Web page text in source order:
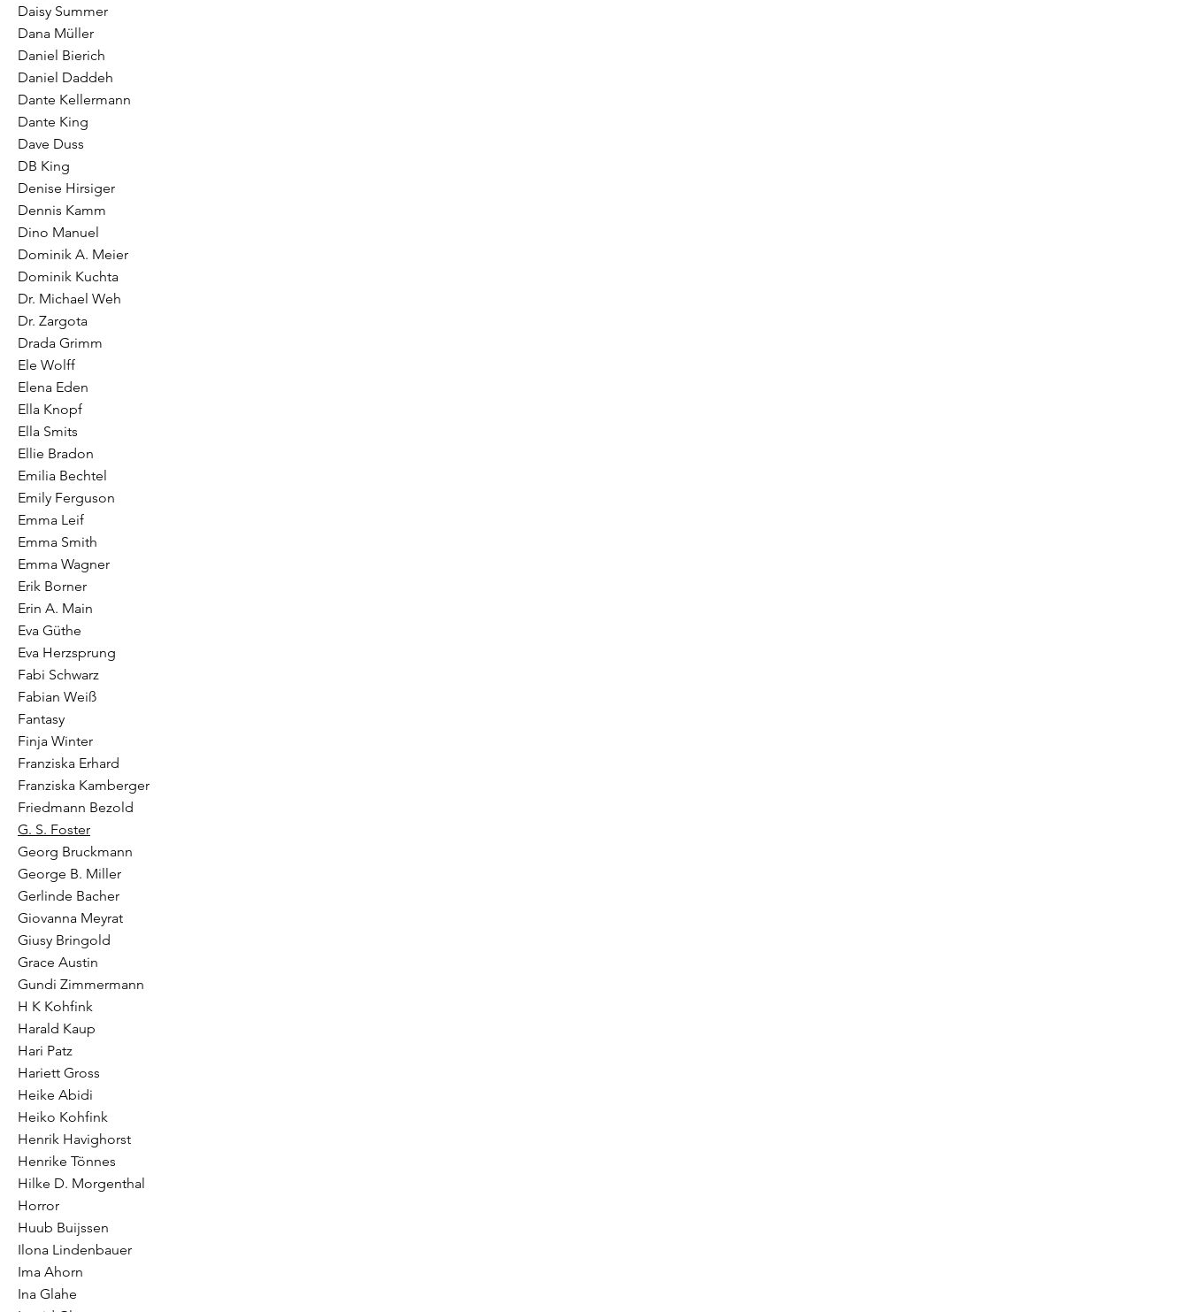
Daisy Summer
Dana Müller
Daniel Bierich
Daniel Daddeh
Dante Kellermann
Dante King
Dave Duss
DB King
Denise Hirsiger
Dennis Kamm
Dino Manuel
Dominik A. Meier
Dominik Kuchta
Dr. Michael Weh
Dr. Zargota
Drada Grimm
Ele Wolff
Elena Eden
Ella Knopf
Ella Smits
Ellie Bradon
Emilia Bechtel
Emily Ferguson
Emma Leif
Emma Smith
Emma Wagner
Erik Borner
Erin A. Main
Eva Güthe
Eva Herzsprung
Fabi Schwarz
Fabian Weiß
Fantasy
Finja Winter
Franziska Erhard
Franziska Kamberger
Friedmann Bezold
G. S. Foster
Georg Bruckmann
George B. Miller
Gerlinde Bacher
Giovanna Meyrat
Giusy Bringold
Grace Austin
Gundi Zimmermann
H K Kohfink
Harald Kaup
Hari Patz
Hariett Gross
Heike Abidi
Heiko Kohfink
Henrik Havighorst
Henrike Tönnes
Hilke D. Morgenthal
Horror
Huub Buijssen
Ilona Lindenbauer
Ima Ahorn
Ina Glahe